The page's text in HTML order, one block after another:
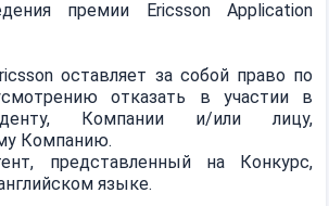
премии Ericsson Application
оставляет за собой право по
отказать в участии в
Компании и/или лицу,
Компанию.
представленный на Конкурс,
языке.